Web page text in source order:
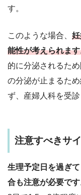
す。
このような場合、
能性が考えられま
的に分泌されるた
の分泌が止まるた
ず、産婦人科を受診
注意すべきサ
生理予定日を過ぎ
合も注意が必要です